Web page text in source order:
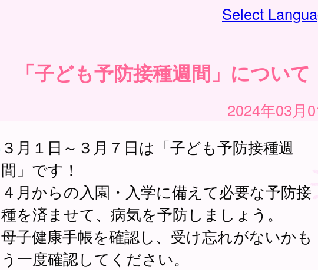
Select
「子ども予防接種週間」について
2024年03月
３月１日～３月７日は「子ども予防接種週
間」です！
４月からの入園・入学に備えて必要な予防接
種を済ませて、病気を予防しましょう。
母子健康手帳を確認し、受け忘れがないかも
う一度確認してください。